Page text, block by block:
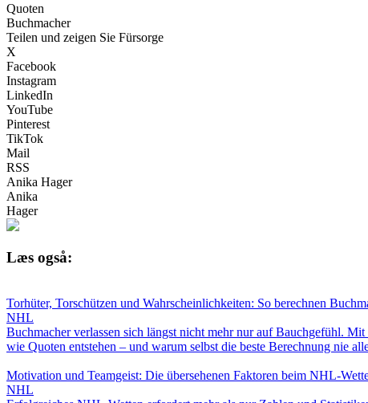
Quoten
Buchmacher
Teilen und zeigen Sie Fürsorge
X
Facebook
Instagram
LinkedIn
YouTube
Pinterest
TikTok
Mail
RSS
Anika Hager
Anika
Hager
Læs også:
Torhüter, Torschützen und Wahrscheinlichkeiten: So berechnen
NHL
Buchmacher verlassen sich längst nicht mehr nur auf Bauchgefühl.
wie Quoten entstehen – und warum selbst die beste Berechnung nie
Motivation und Teamgeist: Die übersehenen Faktoren beim NHL-
NHL